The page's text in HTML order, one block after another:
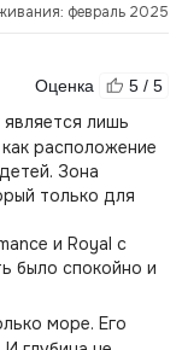
февраль 2025
Оценка 5 / 5
лишь
расположение
Зона
только для
и Royal с
было спокойно и
море. Его